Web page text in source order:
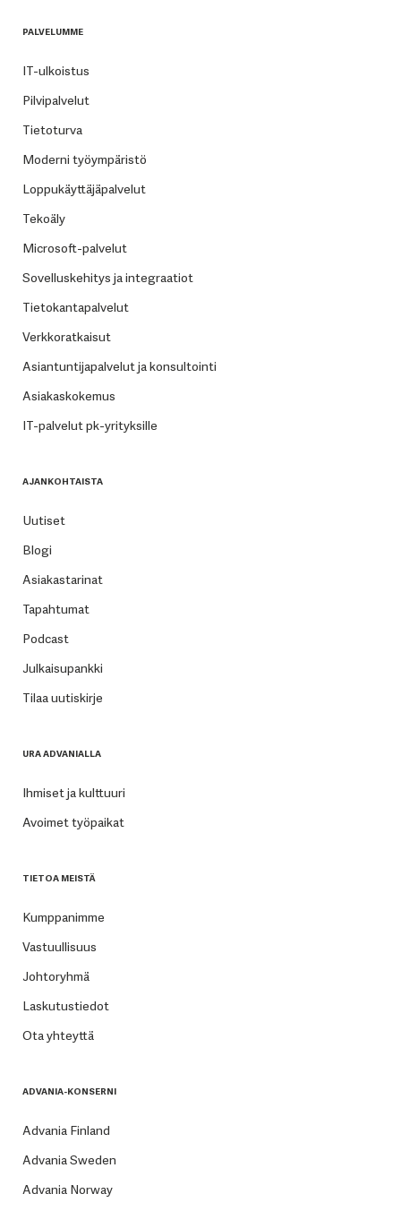
PALVELUMME
IT-ulkoistus
Pilvipalvelut
Tietoturva
Moderni työympäristö
Loppukäyttäjäpalvelut
Tekoäly
Microsoft-palvelut
Sovelluskehitys ja integraatiot
Tietokantapalvelut
Verkkoratkaisut
Asiantuntijapalvelut ja konsultointi
Asiakaskokemus
IT-palvelut pk-yrityksille
AJANKOHTAISTA
Uutiset
Blogi
Asiakastarinat
Tapahtumat
Podcast
Julkaisupankki
Tilaa uutiskirje
URA ADVANIALLA
Ihmiset ja kulttuuri
Avoimet työpaikat
TIETOA MEISTÄ
Kumppanimme
Vastuullisuus
Johtoryhmä
Laskutustiedot
Ota yhteyttä
ADVANIA-KONSERNI
Advania Finland
Advania Sweden
Advania Norway